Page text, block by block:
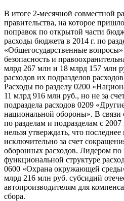
В итоге 2-месячной совместной
правительства, на которое
поправок по открытой части
расходы бюджета в 2014 г. по
«Общегосударственные
безопасность и
млрд 267 млн и 18 млрд 157 млн
расходов их подразделов
Расходы по разделу 0200
11 млрд 916 млн руб., но не за
подраздела расходов 0209
национальной обороны». В связи
по разделам и подразделам с
нельзя утверждать, что
исключительно за счет
оборонных расходов. Лидером по
функциональной структуре
0600 «Охрана окружающей
млрд 216 млн руб. субсидий
автопроизводителям для
сбора.